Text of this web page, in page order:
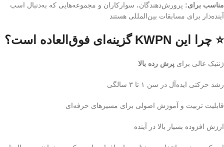
مناسب برای: پرورش‌دهندگان، سوارکاران و مجموعه‌هایی که به‌دنبال اسب
آینده‌دار برای مسابقات بین‌المللی هستند
⭐ چرا این KWPN گزینه‌ای فوق‌العاده است؟
ژنتیک عالی برای پرش رده بالا
رشد حرکتی ایده‌آل در سن ۱ تا ۳ سالگی
قابلیت تربیت و آموزش اصولی برای مسیرهای حرفه‌ای
ارزش افزوده بسیار بالا در آینده